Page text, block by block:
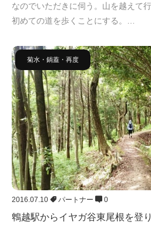
なのでいただきに伺う。山を越えて
初めての道を歩くことにする。…
菊水・鍋蓋・再度
2016.07.10 パートナー 0
鵯越駅からイヤガ谷東尾根を登